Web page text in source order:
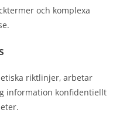
och komplexa
riktlinjer, arbetar
information konfidentiellt